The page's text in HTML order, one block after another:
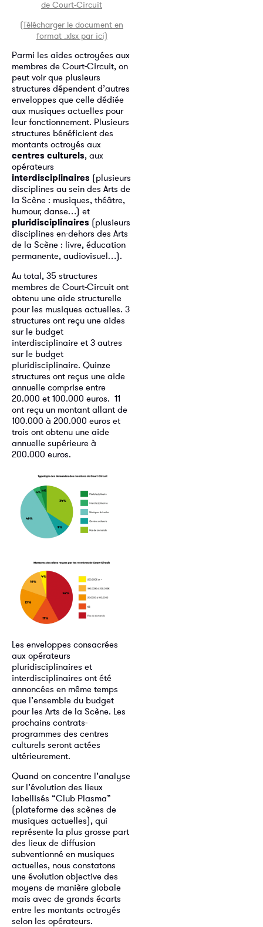
de Court-Circuit
(Télécharger le document en
format .xlsx par ici)
Parmi les aides octroyées aux
membres de Court-Circuit, on
peut voir que plusieurs
structures dépendent d’autres
enveloppes que celle dédiée
aux musiques actuelles pour
leur fonctionnement. Plusieurs
structures bénéficient des
montants octroyés aux
centres culturels, aux
opérateurs
interdisciplinaires (plusieurs
disciplines au sein des Arts de
la Scène : musiques, théâtre,
humour, danse…) et
pluridisciplinaires (plusieurs
disciplines en-dehors des Arts
de la Scène : livre, éducation
permanente, audiovisuel…).
Au total, 35 structures
membres de Court-Circuit ont
obtenu une aide structurelle
pour les musiques actuelles. 3
structures ont reçu une aides
sur le budget
interdisciplinaire et 3 autres
sur le budget
pluridisciplinaire. Quinze
structures ont reçus une aide
annuelle comprise entre
20.000 et 100.000 euros. 11
ont reçu un montant allant de
100.000 à 200.000 euros et
trois ont obtenu une aide
annuelle supérieure à
200.000 euros.
Les enveloppes consacrées
aux opérateurs
pluridisciplinaires et
interdisciplinaires ont été
annoncées en même temps
que l’ensemble du budget
pour les Arts de la Scène. Les
prochains contrats-
programmes des centres
culturels seront actées
ultérieurement.
Quand on concentre l’analyse
sur l’évolution des lieux
labellisés “Club Plasma”
(plateforme des scènes de
musiques actuelles), qui
représente la plus grosse part
des lieux de diffusion
subventionné en musiques
actuelles, nous constatons
une évolution objective des
moyens de manière globale
mais avec de grands écarts
entre les montants octroyés
selon les opérateurs.